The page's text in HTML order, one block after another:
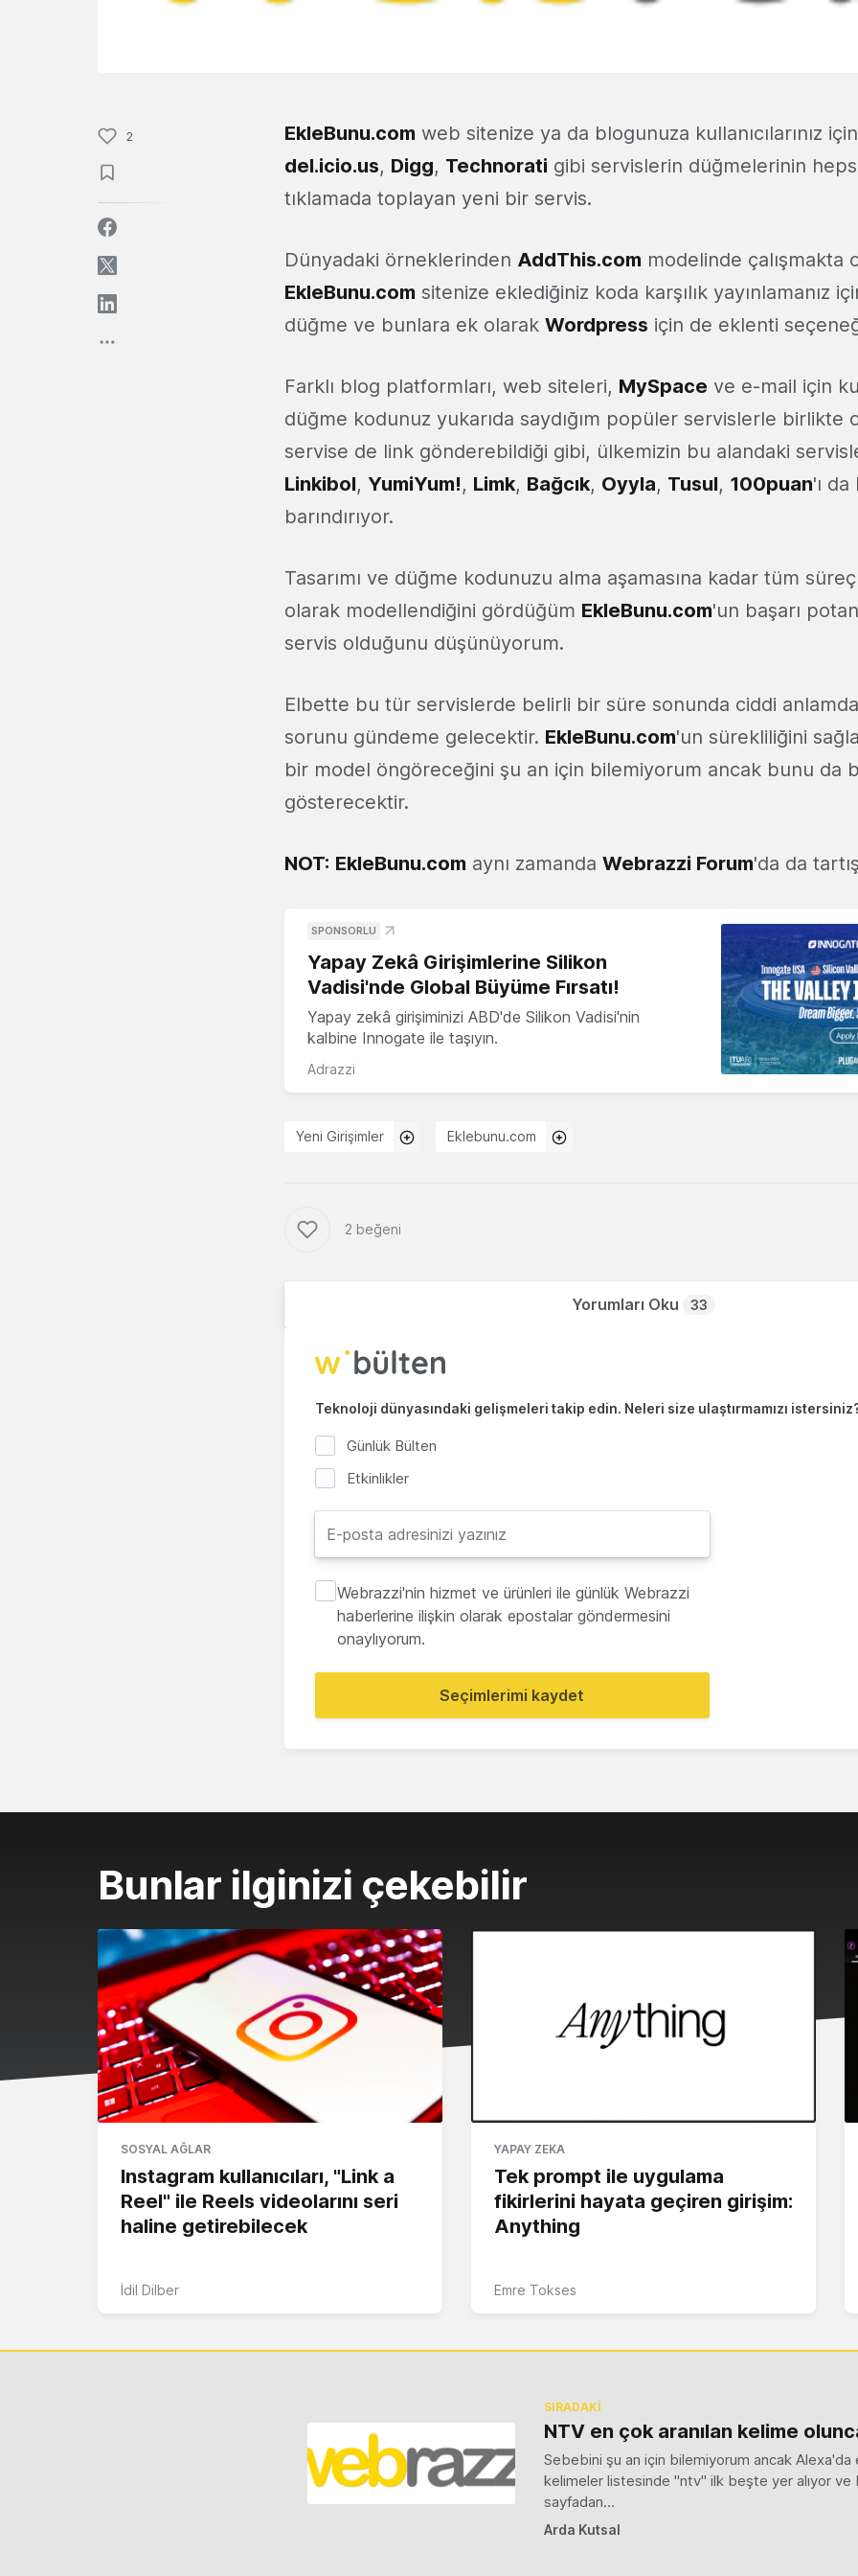
2 EkleBunu.com web sitenize ya da blogunuza kullanıcılarınız
del.icio.us, Digg, Technorati gibi servislerin düğmelerinin
tıklamada toplayan yeni bir servis.
Dünyadaki örneklerinden AddThis.com modelinde çalışmakta
EkleBunu.com sitenize eklediğiniz koda karşılık yayınlamanız
düğme ve bunlara ek olarak Wordpress için de eklenti
Farklı blog platformları, web siteleri, MySpace ve e-mail için
düğme kodunuz yukarıda saydığım popüler servislerle birlikte
servise de link gönderebildiği gibi, ülkemizin bu alandaki
Linkibol, YumiYum!, Limk, Bağcık, Oyyla, Tusul, 100puan'ı
barındırıyor.
Tasarımı ve düğme kodunuzu alma aşamasına kadar tüm
olarak modellendiğini gördüğüm EkleBunu.com'un başarı
servis olduğunu düşünüyorum.
Elbette bu tür servislerde belirli bir süre sonunda ciddi
sorunu gündeme gelecektir. EkleBunu.com'un sürekliliğini
bir model öngöreceğini şu an için bilemiyorum ancak bunu da
gösterecektir.
NOT: EkleBunu.com aynı zamanda Webrazzi Forum'da da
SPONSORLU
Yapay Zekâ Girişimlerine Silikon
Vadisi'nde Global Büyüme Fırsatı!
Yapay zekâ girişiminizi ABD'de Silikon Vadisi'nin
kalbine Innogate ile taşıyın.
Adrazzi
Yeni Girişimler Eklebunu.com
2 beğeni
Yorumları Oku 33
Teknoloji dünyasındaki gelişmeleri takip edin. Neleri size ulaştırmamızı
Günlük Bülten
Etkinlikler
Webrazzi'nin hizmet ve ürünleri ile günlük Webrazzi
haberlerine ilişkin olarak epostalar göndermesini
onaylıyorum.
Seçimlerimi kaydet
Bunlar ilginizi çekebilir
SOSYAL AĞLAR
Instagram kullanıcıları, "Link a
Reel" ile Reels videolarını seri
haline getirebilecek
İdil Dilber
YAPAY ZEKA
Tek prompt ile uygulama
fikirlerini hayata geçiren girişim:
Anything
Emre Tokses
SIRADAKİ
NTV en çok aranılan kelime
Sebebini şu an için bilemiyorum ancak Alexa'da
kelimeler listesinde "ntv" ilk beşte yer alıyor ve
sayfadan…
Arda Kutsal